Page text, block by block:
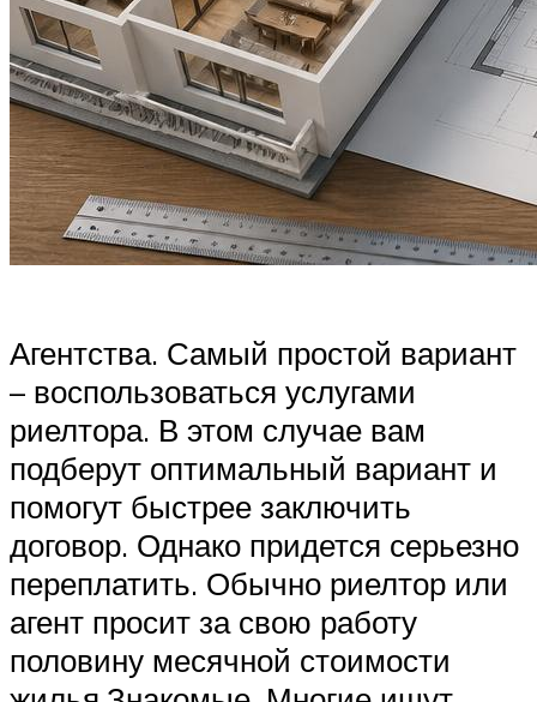
Агентства. Самый простой вариант
– воспользоваться услугами
риелтора. В этом случае вам
подберут оптимальный вариант и
помогут быстрее заключить
договор. Однако придется серьезно
переплатить. Обычно риелтор или
агент просит за свою работу
половину месячной стоимости